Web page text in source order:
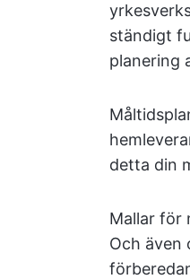
ständigt
planering
detta din
Mallar för
Och även